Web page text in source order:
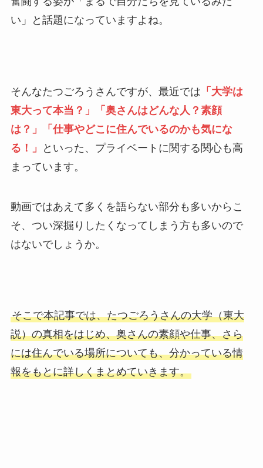
い」と話題になっていますよね。
そんなたつごろうさんですが、最近では 「大学は
東大って本当？」「奥さんはどんな人？素顔
は？」「仕事やどこに住んでいるのかも気にな
る！」
といった、プライベートに関する関心も高
まっています。
動画ではあえて多くを語らない部分も多いからこ
そ、つい深掘りしたくなってしまう方も多いので
はないでしょうか。
そこで本記事では、たつごろうさんの大学（東大
説）の真相をはじめ、奥さんの素顔や仕事、さら
には住んでいる場所についても、分かっている情
報をもとに詳しくまとめていきます。